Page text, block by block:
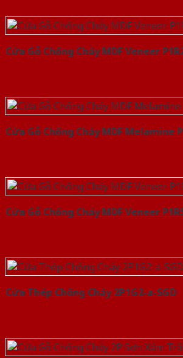
Cửa Gỗ Chống Cháy MDF Veneer
Cửa Gỗ Chống Cháy MDF Melamine
Cửa Gỗ Chống Cháy MDF Veneer
Cửa Thép Chống Cháy 2P1G2-a-SGD